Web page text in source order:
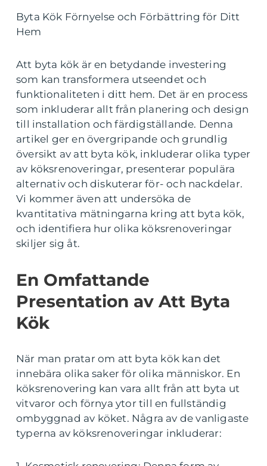
Byta Kök Förnyelse och Förbättring för Ditt
Hem
Att byta kök är en betydande investering
som kan transformera utseendet och
funktionaliteten i ditt hem. Det är en process
som inkluderar allt från planering och design
till installation och färdigställande. Denna
artikel ger en övergripande och grundlig
översikt av att byta kök, inkluderar olika typer
av köksrenoveringar, presenterar populära
alternativ och diskuterar för- och nackdelar.
Vi kommer även att undersöka de
kvantitativa mätningarna kring att byta kök,
och identifiera hur olika köksrenoveringar
skiljer sig åt.
En Omfattande
Presentation av Att Byta
Kök
När man pratar om att byta kök kan det
innebära olika saker för olika människor. En
köksrenovering kan vara allt från att byta ut
vitvaror och förnya ytor till en fullständig
ombyggnad av köket. Några av de vanligaste
typerna av köksrenoveringar inkluderar: